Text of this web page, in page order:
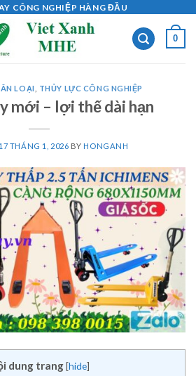
CÔNG NGHIỆP HÀNG ĐẦU
0
LOẠI THỦY LỰC CÔNG NGHIỆP
mới – lợi thế dài hạn
17 THÁNG 1, 2026 BYHONGANH
dung trang [hide]